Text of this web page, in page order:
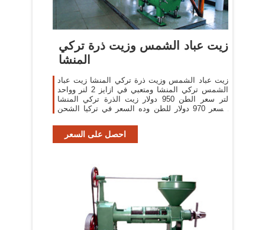
زيت عباد الشمس وزيت ذرة تركي
المنشا
زيت عباد الشمس وزيت ذرة تركي المنشا زيت عباد
الشمس تركي المنشا ومتعبي في ازايز 2 لنر وواحد
لتر سعر الطن 950 دولار زيت الذرة تركي المنشا
السعر 970 دولار للطن وده السعر في تركيا الشحن
احصل على السعر